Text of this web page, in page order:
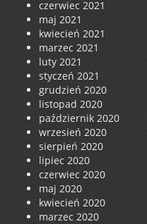
czerwiec 2021
maj 2021
kwiecień 2021
marzec 2021
luty 2021
styczeń 2021
grudzień 2020
listopad 2020
październik 2020
wrzesień 2020
sierpień 2020
lipiec 2020
czerwiec 2020
maj 2020
kwiecień 2020
marzec 2020